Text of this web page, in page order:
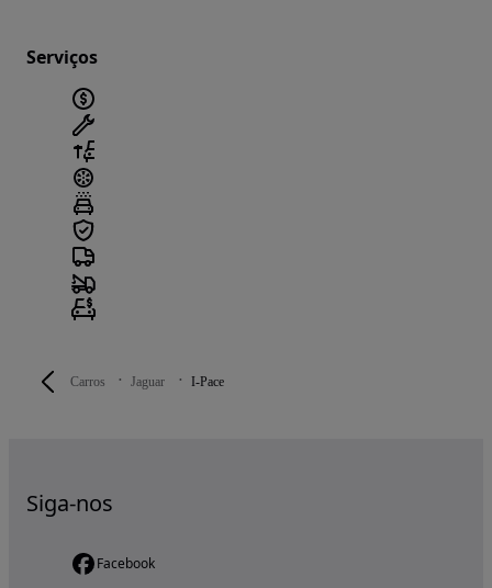
Carros Jaguar I-Pace
Serviços
Siga-nos
Facebook